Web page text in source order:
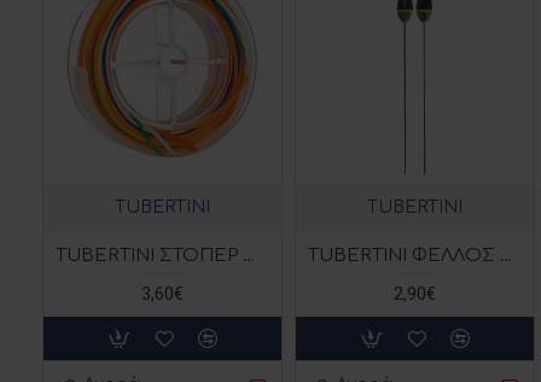
TUBERTINI
TUBERTINI ΣΤΟΠΕΡ ΦΕΛΛΩΝ
3,60€
TUBERTINI
TUBERTINI ΦΕΛΛΟΣ LEVANTE
2,90€